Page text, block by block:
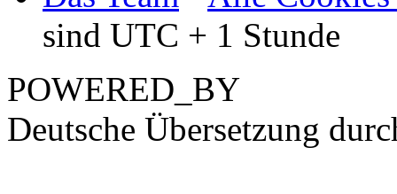
sind UTC + 1 Stunde
POWERED_BY
Deutsche Übersetzung